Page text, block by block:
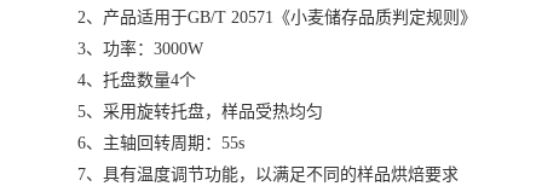
2、产品适用于GB/T 20571《小麦储存品质判定规则》
3、功率：3000W
4、托盘数量4个
5、采用旋转托盘，样品受热均匀
6、主轴回转周期：55s
7、具有温度调节功能，以满足不同的样品烘焙要求